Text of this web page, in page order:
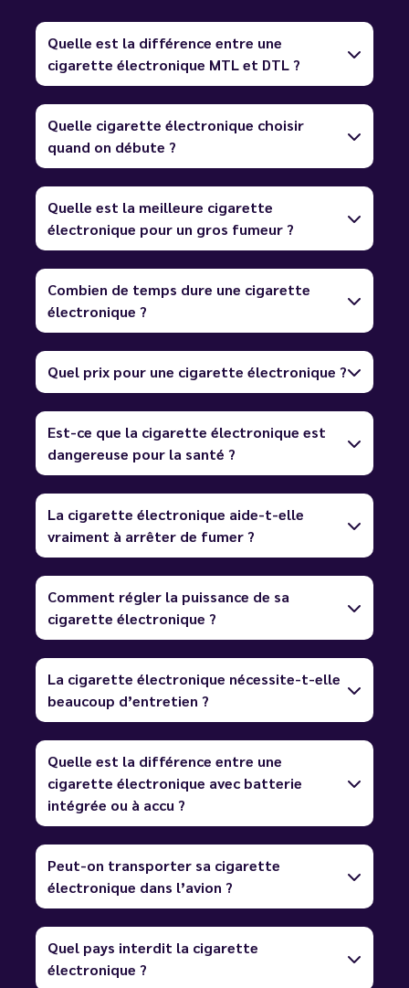
Quelle est la différence entre une
cigarette électronique MTL et DTL ?
Quelle cigarette électronique choisir
quand on débute ?
Quelle est la meilleure cigarette
électronique pour un gros fumeur ?
Combien de temps dure une cigarette
électronique ?
Quel prix pour une cigarette électronique ?
Est-ce que la cigarette électronique est
dangereuse pour la santé ?
La cigarette électronique aide-t-elle
vraiment à arrêter de fumer ?
Comment régler la puissance de sa
cigarette électronique ?
La cigarette électronique nécessite-t-elle
beaucoup d’entretien ?
Quelle est la différence entre une
cigarette électronique avec batterie
intégrée ou à accu ?
Peut-on transporter sa cigarette
électronique dans l’avion ?
Quel pays interdit la cigarette
électronique ?